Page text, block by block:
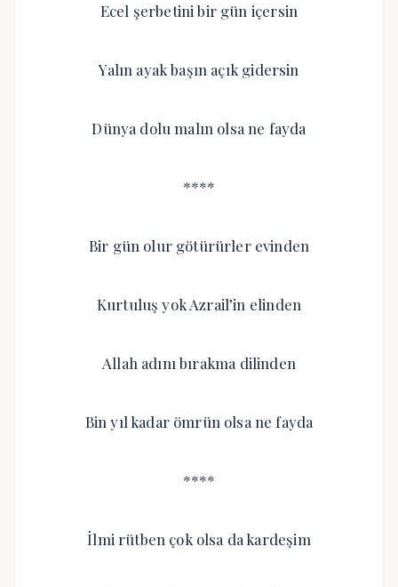
Ecel şerbetini bir gün içersin
Yalın ayak başın açık gidersin
Dünya dolu malın olsa ne fayda
****
Bir gün olur götürürler evinden
Kurtuluş yok Azrail’in elinden
Allah adını bırakma dilinden
Bin yıl kadar ömrün olsa ne fayda
****
İlmi rütben çok olsa da kardeşim